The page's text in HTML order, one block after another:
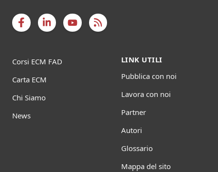
Corsi ECM FAD
Carta ECM
Chi Siamo
News
LINK UTILI
Pubblica con noi
Lavora con noi
Partner
Autori
Glossario
Mappa del sito